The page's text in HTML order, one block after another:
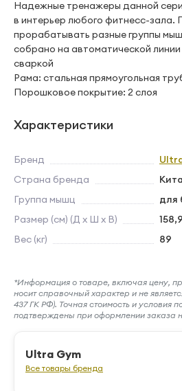
Надежные тренажеры данной
в интерьер любого фитнесс-зала.
прорабатывать разные группы
собрано на автоматической линии
сваркой
Рама: стальная прямоугольная
Порошковое покрытие: 2 слоя
Характеристики
Бренд
Страна бренда
Группа мышц
для
Размер (см) (Д х Ш х В)
Вес (кг)
89
*Информация о товаре, включая цену,
носит справочный характер и не
437 ГК РФ). Точная стоимость и условия
подтверждены при оформлении заказа
Ultra Gym
Все товары бренда